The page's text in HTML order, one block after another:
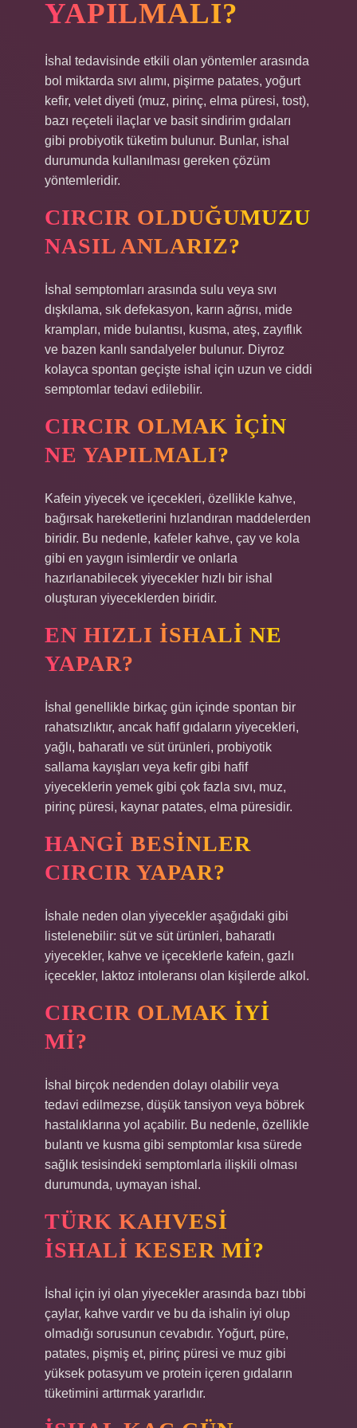
YAPILMALI?
İshal tedavisinde etkili olan yöntemler arasında
bol miktarda sıvı alımı, pişirme patates, yoğurt
kefir, velet diyeti (muz, pirinç, elma püresi, tost),
bazı reçeteli ilaçlar ve basit sindirim gıdaları
gibi probiyotik tüketim bulunur. Bunlar, ishal
durumunda kullanılması gereken çözüm
yöntemleridir.
CIRCIR OLDUĞUMUZU
NASIL ANLARIZ?
İshal semptomları arasında sulu veya sıvı
dışkılama, sık defekasyon, karın ağrısı, mide
krampları, mide bulantısı, kusma, ateş, zayıflık
ve bazen kanlı sandalyeler bulunur. Diyroz
kolayca spontan geçişte ishal için uzun ve ciddi
semptomlar tedavi edilebilir.
CIRCIR OLMAK IÇIN
NE YAPILMALI?
Kafein yiyecek ve içecekleri, özellikle kahve,
bağırsak hareketlerini hızlandıran maddelerden
biridir. Bu nedenle, kafeler kahve, çay ve kola
gibi en yaygın isimlerdir ve onlarla
hazırlanabilecek yiyecekler hızlı bir ishal
oluşturan yiyeceklerden biridir.
EN HIZLI ISHALI NE
YAPAR?
İshal genellikle birkaç gün içinde spontan bir
rahatsızlıktır, ancak hafif gıdaların yiyecekleri,
yağlı, baharatlı ve süt ürünleri, probiyotik
sallama kayışları veya kefir gibi hafif
yiyeceklerin yemek gibi çok fazla sıvı, muz,
pirinç püresi, kaynar patates, elma püresidir.
HANGI BESINLER
CIRCIR YAPAR?
İshale neden olan yiyecekler aşağıdaki gibi
listelenebilir: süt ve süt ürünleri, baharatlı
yiyecekler, kahve ve içeceklerle kafein, gazlı
içecekler, laktoz intoleransı olan kişilerde alkol.
CIRCIR OLMAK IYI
MI?
İshal birçok nedenden dolayı olabilir veya
tedavi edilmezse, düşük tansiyon veya böbrek
hastalıklarına yol açabilir. Bu nedenle, özellikle
bulantı ve kusma gibi semptomlar kısa sürede
sağlık tesisindeki semptomlarla ilişkili olması
durumunda, uymayan ishal.
TÜRK KAHVESI
ISHALI KESER MI?
İshal için iyi olan yiyecekler arasında bazı tıbbi
çaylar, kahve vardır ve bu da ishalin iyi olup
olmadığı sorusunun cevabıdır. Yoğurt, püre,
patates, pişmiş et, pirinç püresi ve muz gibi
yüksek potasyum ve protein içeren gıdaların
tüketimini arttırmak yararlıdır.